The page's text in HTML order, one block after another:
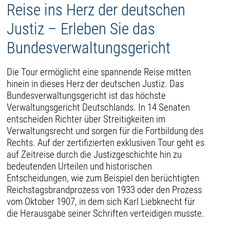
Reise ins Herz der deutschen
Justiz – Erleben Sie das
Bundesverwaltungsgericht
Die Tour ermöglicht eine spannende Reise mitten
hinein in dieses Herz der deutschen Justiz. Das
Bundesverwaltungsgericht ist das höchste
Verwaltungsgericht Deutschlands. In 14 Senaten
entscheiden Richter über Streitigkeiten im
Verwaltungsrecht und sorgen für die Fortbildung des
Rechts. Auf der zertifizierten exklusiven Tour geht es
auf Zeitreise durch die Justizgeschichte hin zu
bedeutenden Urteilen und historischen
Entscheidungen, wie zum Beispiel den berüchtigten
Reichstagsbrandprozess von 1933 oder den Prozess
vom Oktober 1907, in dem sich Karl Liebknecht für
die Herausgabe seiner Schriften verteidigen musste.